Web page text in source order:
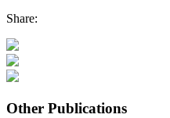
Share:
Other Publications